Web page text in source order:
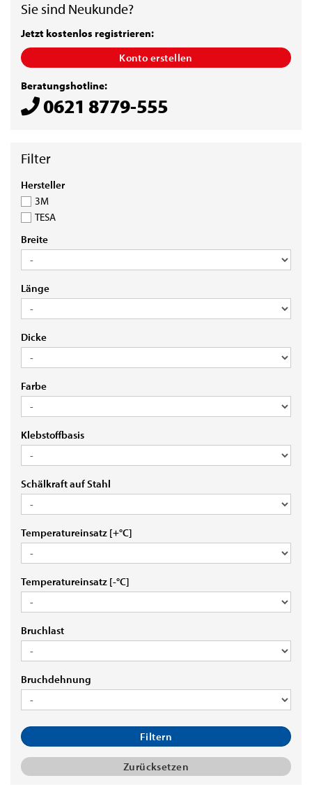
Sie sind Neukunde?
Jetzt kostenlos registrieren:
Konto erstellen
Beratungshotline:
0621 8779-555
HERSTELLER
Hersteller
3M
TESA
BREITE
Breite
LÄNGE
Länge
DICKE
Dicke
FARBE
Farbe
KLEBSTOFFBASIS
Klebstoffbasis
SCHÄLKRAFT
AUF
STAHL
Schälkraft auf Stahl
TEMPERATUREINSATZ
[+
°C]
Temperatureinsatz [+°C]
TEMPERATUREINSATZ
[-
°C]
Temperatureinsatz [-°C]
BRUCHLAST
Bruchlast
BRUCHDEHNUNG
Bruchdehnung
Filtern
Zurücksetzen